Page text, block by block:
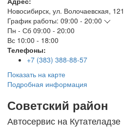
Новосибирск, ул. Волочаевская, 121
График работы: 09:00 - 20:00
Пн - Сб 09:00 - 20:00
Вс 10:00 - 18:00
Телефоны:
+7 (383) 388-88-57
Показать на карте
Подробная информация
Советский район
Автосервис на Кутателадзе